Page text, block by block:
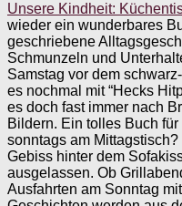
Unsere Kindheit:
wieder ein wunderbares
geschriebene
Schmunzeln und
Samstag vor dem
es nochmal mit “Hecks
es doch fast immer nach
Bildern. Ein tolles Buch
sonntags am
Gebiss hinter dem
ausgelassen. Ob
Ausfahrten am Sonntag